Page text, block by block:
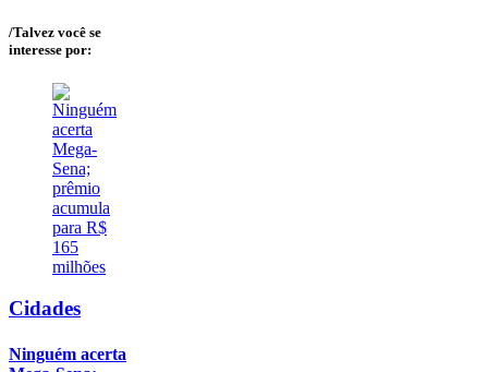
/Talvez você se
interesse por:
Cidades
Ninguém acerta